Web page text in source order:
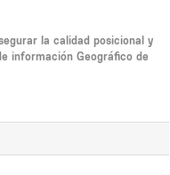
la calidad posicional y
información Geográfico de